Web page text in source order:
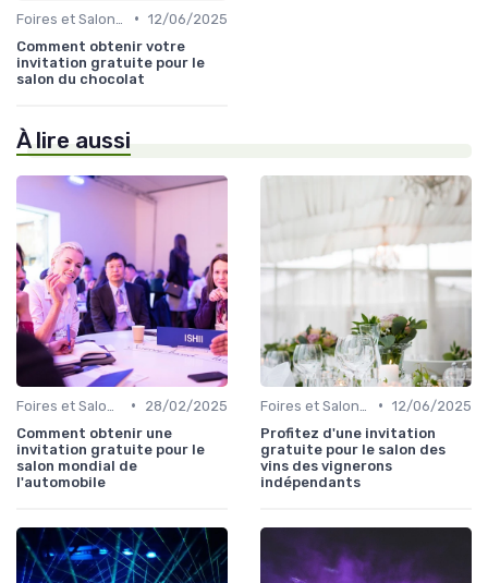
• 12/06/2025
Comment obtenir votre
invitation gratuite pour le
salon du chocolat
À lire aussi
•
28/02/2025
Comment obtenir une
invitation gratuite pour le
salon mondial de
l'automobile
• 12/06/2025
Profitez d'une invitation
gratuite pour le salon des
vins des vignerons
indépendants